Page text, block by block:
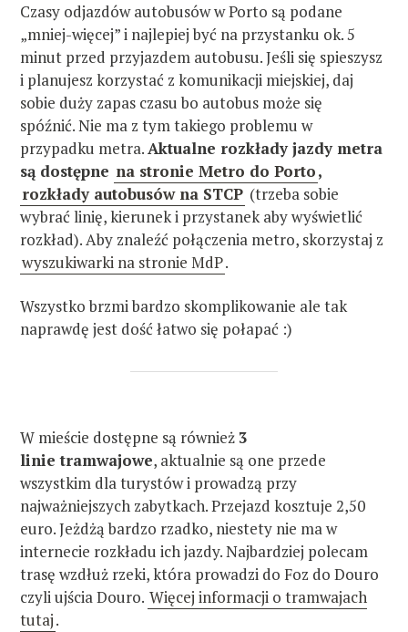
Czasy odjazdów autobusów w Porto są podane
„mniej-więcej” i najlepiej być na przystanku ok. 5
minut przed przyjazdem autobusu. Jeśli się spieszysz
i planujesz korzystać z komunikacji miejskiej, daj
sobie duży zapas czasu bo autobus może się
spóźnić. Nie ma z tym takiego problemu w
przypadku metra.Aktualne rozkłady jazdy metra
są dostępne na stronie Metro do Porto,
rozkłady autobusów na STCP (trzeba sobie
wybrać linię, kierunek i przystanek aby wyświetlić
rozkład). Aby znaleźć połączenia metro, skorzystaj z
wyszukiwarki na stronie MdP.
Wszystko brzmi bardzo skomplikowanie ale tak
naprawdę jest dość łatwo się połapać :)
W mieście dostępne są również3
linie tramwajowe, aktualnie są one przede
wszystkim dla turystów i prowadzą przy
najważniejszych zabytkach. Przejazd kosztuje 2,50
euro. Jeżdżą bardzo rzadko, niestety nie ma w
internecie rozkładu ich jazdy. Najbardziej polecam
trasę wzdłuż rzeki, która prowadzi do Foz do Douro
czyli ujścia Douro. Więcej informacji o tramwajach
tutaj.